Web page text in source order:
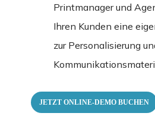
Printmanager und
Ihren Kunden eine
zur Personalisierung
JETZT ONLINE-DEMO BUCHEN